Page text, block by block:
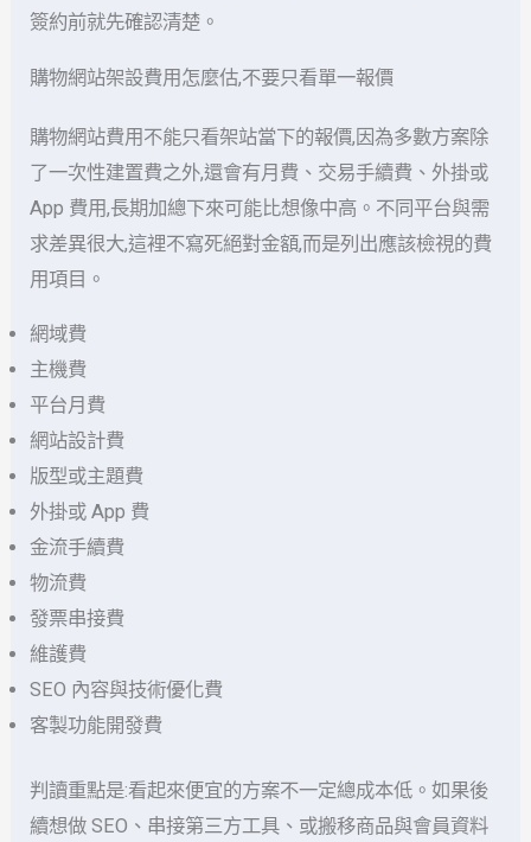
簽約前就先確認清楚。
購物網站架設費用怎麼估,不要只看單一報價
購物網站費用不能只看架站當下的報價,因為多數方案除
了一次性建置費之外,還會有月費、交易手續費、外掛或
App 費用,長期加總下來可能比想像中高。不同平台與需
求差異很大,這裡不寫死絕對金額,而是列出應該檢視的費
用項目。
網域費
主機費
平台月費
網站設計費
版型或主題費
外掛或 App 費
金流手續費
物流費
發票串接費
維護費
SEO 內容與技術優化費
客製功能開發費
判讀重點是:看起來便宜的方案不一定總成本低。如果後
續想做 SEO、串接第三方工具、或搬移商品與會員資料